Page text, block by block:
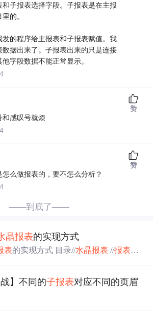
和子报表选择字段。子报表是在主报
的。
发的程序给主报表和子报表赋值。我
数据出来了。子报表出来的只是连接
字段数据不能正常显示。
和感叹号就烦
赞
么做报表的，要不怎么分析？
赞
——到底了——
晶报表的实现方式
表的实现方式 目录//水晶报表 //报表里
表 （主报表，明细报表） //内嵌式连
】不同的子报表对应不同的页眉